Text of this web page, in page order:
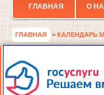
ГЛАВНАЯ О
ГЛАВНАЯ > КАЛЕНДАРЬ